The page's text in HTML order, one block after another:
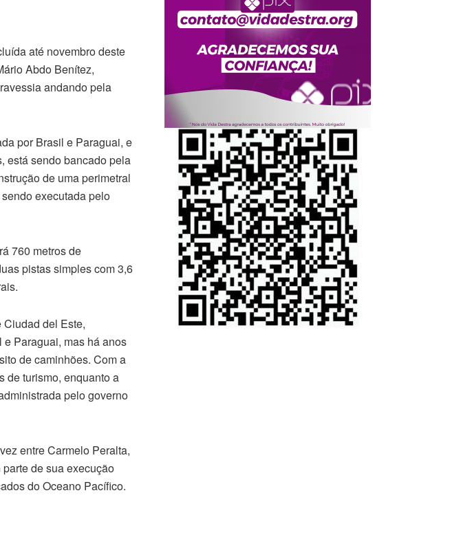
até novembro deste
Abdo Benítez,
andando pela
por Brasil e Paraguai, e
está sendo bancado pela
de uma perimetral
executada pelo
760 metros de
pistas simples com 3,6
del Este,
Paraguai, mas há anos
de caminhões. Com a
de turismo, enquanto a
pelo governo
entre Carmelo Peralta,
de sua execução
do Oceano Pacífico.